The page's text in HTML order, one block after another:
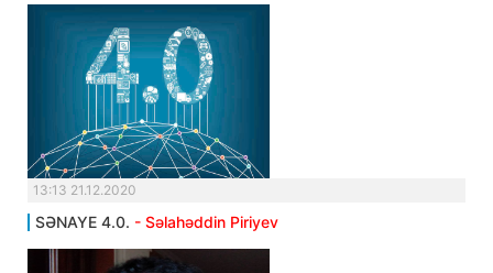
13:13 21.12.2020
SƏNAYE 4.0. - Səlahəddin Piriyev